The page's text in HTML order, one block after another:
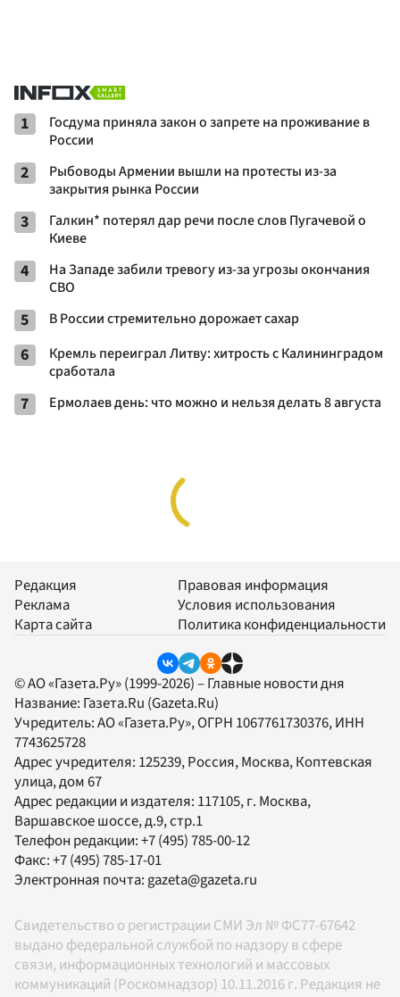
1
Госдума приняла закон о запрете на проживание в
России
2
Рыбоводы Армении вышли на протесты из-за
закрытия рынка России
3
Галкин* потерял дар речи после слов Пугачевой о
Киеве
4
На Западе забили тревогу из-за угрозы окончания
СВО
5 В России стремительно дорожает сахар
6
Кремль переиграл Литву: хитрость с Калининградом
сработала
7 Ермолаев день: что можно и нельзя делать 8 августа
Редакция
Реклама
Карта сайта
Правовая информация
Условия использования
Политика конфиденциальности
© АО «Газета.Ру» (1999-2026) – Главные новости дня
Название: Газета.Ru (Gazeta.Ru)
Учредитель:АО «Газета.Ру», ОГРН 1067761730376, ИНН
7743625728
Адрес учредителя: 125239, Россия, Москва, Коптевская
улица, дом 67
Адрес редакции и издателя: 117105, г. Москва,
Варшавское шоссе, д.9, стр.1
Телефон редакции:+7 (495) 785-00-12
Факс:+7 (495) 785-17-01
Электронная почта:gazeta@gazeta.ru
Свидетельство о регистрации СМИ Эл № ФС77-67642
выдано федеральной службой по надзору в сфере
связи, информационных технологий и массовых
коммуникаций (Роскомнадзор) 10.11.2016 г. Редакция не